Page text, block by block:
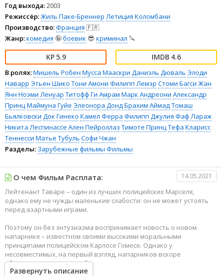
Год выхода:2003
Режиссёр:Жиль Паке-Бреннер Летиция Коломбани
Производство:Франция 🇫🇷
Жанр:комедия 🤪боевик 😎 криминал 🔪
5.9 4.6
В ролях:Мишель Робен Мусса Мааскри Даниэль Дюваль Элоди
Наварр Этьен Шико Тони Амони Филипп Лемэр Стоми Багси Жан
Янн Ноэми Ленуар Титофф Ги Амрам Марк Андреони Александр
ПринцМаймуна Гуйе Элеонора ДондБрахим АймадТомаш
Бьялковски Док Гинеко Камел Ферра Филипп Джулия Фаф Лараж
Никита Леспинассе Ален Пейроллаз Тимоте ПринцТефа Кларисс
Теннесси Матье Тубуль Софи Чжан
Разделы: Зарубежные фильмы Фильмы
О чем Фильм Расплата: 14.05.2021
Лейтенант Таваре – один из лучших полицейских Марселя,
однако ему не чужды маленькие слабости: он не может устоять
перед азартными играми.
Поэтому он без энтузиазма воспринимает новость о новом
напарнике – известном своими высокими моральными
принципами полицейском Карлосе Гомесе. Однако у
несовместимых, на первый взгляд, напарников вскоре
обнаруживается много общего…
Развернуть описание